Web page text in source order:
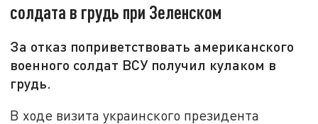
солдата в грудь при Зеленском
За отказ поприветствовать американского
военного солдат ВСУ получил кулаком в
грудь.
В ходе визита украинского президента